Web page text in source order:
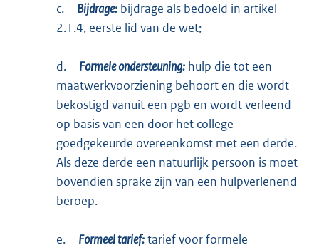
c. Bijdrage: bijdrage als bedoeld in artikel
2.1.4, eerste lid van de wet;
d. Formele ondersteuning: hulp die tot een
maatwerkvoorziening behoort en die wordt
bekostigd vanuit een pgb en wordt verleend
op basis van een door het college
goedgekeurde overeenkomst met een derde.
Als deze derde een natuurlijk persoon is moet
bovendien sprake zijn van een hulpverlenend
beroep.
e. Formeel tarief:tarief voor formele